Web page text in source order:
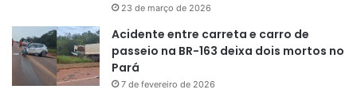
23 de março de 2026
Acidente entre carreta e carro de
passeio na BR-163 deixa dois mortos no
Pará
7 de fevereiro de 2026